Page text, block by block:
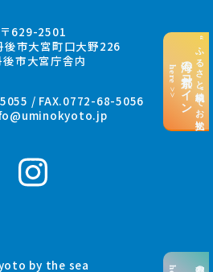
“ふるさと納税”でお支払い
海の京都コイン
here >>
〒629-2501
後市大宮町口大野226
後市大宮庁舎内
/ FAX.0772-68-5056
by the sea